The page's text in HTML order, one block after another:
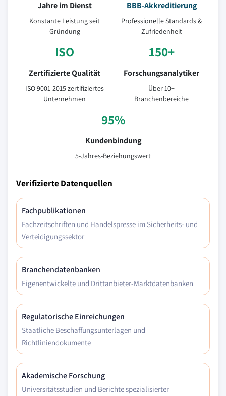
Jahre im Dienst
Konstante Leistung seit
Gründung
BBB-Akkreditierung
Professionelle Standards &
Zufriedenheit
ISO
Zertifizierte Qualität
ISO 9001-2015 zertifiziertes
Unternehmen
150+
Forschungsanalytiker
Über 10+
Branchenbereiche
95%
Kundenbindung
5-Jahres-Beziehungswert
Verifizierte Datenquellen
Fachpublikationen
Fachzeitschriften und Handelspresse im Sicherheits- und
Verteidigungssektor
Branchendatenbanken
Eigenentwickelte und Drittanbieter-Marktdatenbanken
Regulatorische Einreichungen
Staatliche Beschaffungsunterlagen und
Richtliniendokumente
Akademische Forschung
Universitätsstudien und Berichte spezialisierter